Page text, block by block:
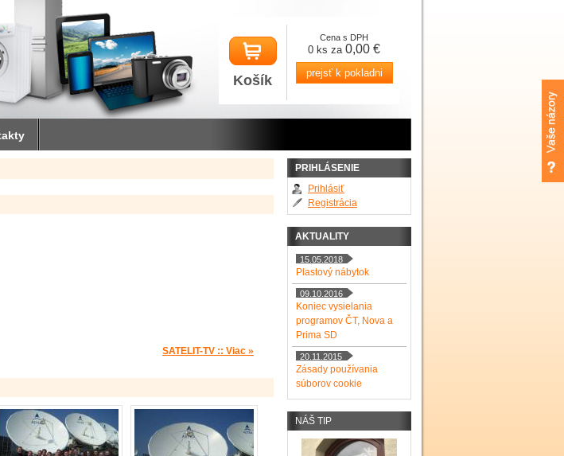
SATELIT-TV :: Viac »
PRIHLÁSENIE
Prihlásiť
Registrácia
AKTUALITY
15.05.2018
Plastový nábytok
09.10.2016
Koniec vysielania
programov ČT, Nova a
Prima SD
20.11.2015
Zásady používania
súborov cookie
NÁŠ TIP
Košík
Cena s DPH
0 ks za 0,00 €
prejsť k pokladni